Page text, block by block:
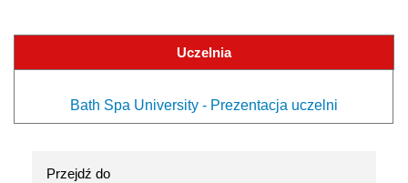
Uczelnia
Bath Spa University - Prezentacja uczelni
Przejdź do